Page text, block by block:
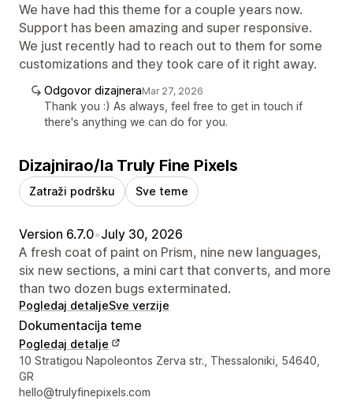
We have had this theme for a couple years now.
Support has been amazing and super responsive.
We just recently had to reach out to them for some
customizations and they took care of it right away.
Odgovor dizajneraMar 27, 2026
Thank you :) As always, feel free to get in touch if
there's anything we can do for you.
Dizajnirao/la Truly Fine Pixels
Zatraži podršku Sve teme
Version 6.7.0•July 30, 2026
A fresh coat of paint on Prism, nine new languages,
six new sections, a mini cart that converts, and more
than two dozen bugs exterminated.
Pogledaj detaljeSve verzije
Dokumentacija teme
Pogledaj detalje
Podaci za kontakt dizajnera
10 Stratigou Napoleontos Zerva str., Thessaloniki, 54640,
GR
hello@trulyfinepixels.com